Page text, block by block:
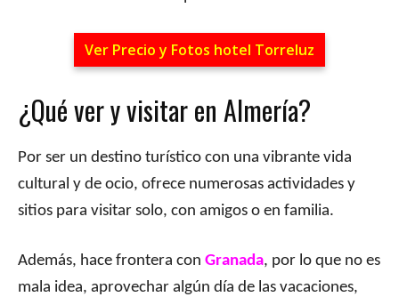
Ver Precio y Fotos hotel Torreluz
¿Qué ver y visitar en Almería?
Por ser un destino turístico con una vibrante vida
cultural y de ocio, ofrece numerosas actividades y
sitios para visitar solo, con amigos o en familia.
Además, hace frontera con Granada, por lo que no es
mala idea, aprovechar algún día de las vacaciones,